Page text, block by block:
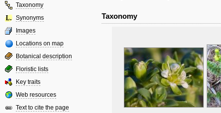
Taxonomy
Synonyms
Images
Locations on map
Botanical description
Floristic lists
Key traits
Web resources
Text to cite the page
Taxonomy